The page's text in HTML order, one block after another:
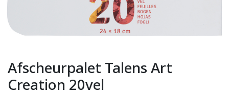
Afscheurpalet Talens Art
Creation 20vel